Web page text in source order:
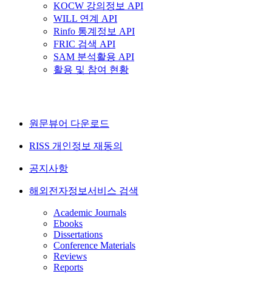
KOCW 강의정보 API
WILL 연계 API
Rinfo 통계정보 API
FRIC 검색 API
SAM 분석활용 API
활용 및 참여 현황
원문뷰어 다운로드
RISS 개인정보 재동의
공지사항
해외전자정보서비스 검색
Academic Journals
Ebooks
Dissertations
Conference Materials
Reviews
Reports